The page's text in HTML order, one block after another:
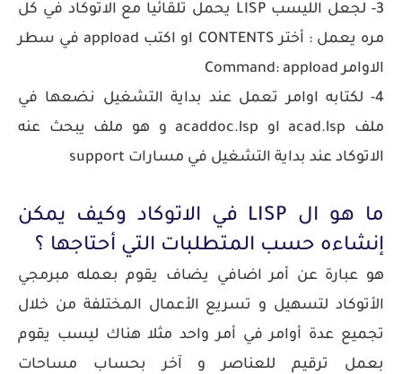
3- لجعل الليسب LISP يحمل تلقائيا مع الاتوكاد في كل
مره يعمل : أختر CONTENTS او اكتب appload في سطر
الاوامر Command: appload
4- لكتابه اوامر تعمل عند بداية التشغيل نضعها في
ملف acad.lsp او acaddoc.lsp و هو ملف يبحث عنه
الاتوكاد عند بداية التشغيل في مسارات support
ما هو ال LISP في الاتوكاد وكيف يمكن
إنشاءه حسب المتطلبات التي أحتاجها ؟
هو عبارة عن أمر اضافي يضاف يقوم بعمله مبرمجي
الأتوكاد لتسهيل و تسريع الأعمال المختلفة من خلال
تجميع عدة أوامر في أمر واحد مثلا هناك ليسب يقوم
بعمل ترقيم للعناصر و آخر بحساب مساحات